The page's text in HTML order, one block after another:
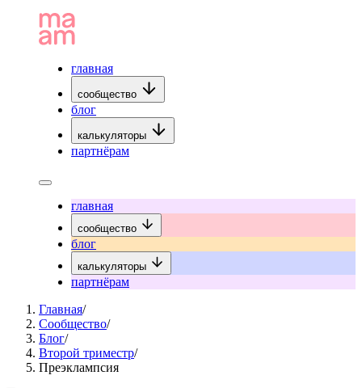
главная
сообщество
блог
калькуляторы
партнёрам
главная
сообщество
блог
калькуляторы
партнёрам
Главная/
Сообщество/
Блог/
Второй триместр/
Преэклампсия